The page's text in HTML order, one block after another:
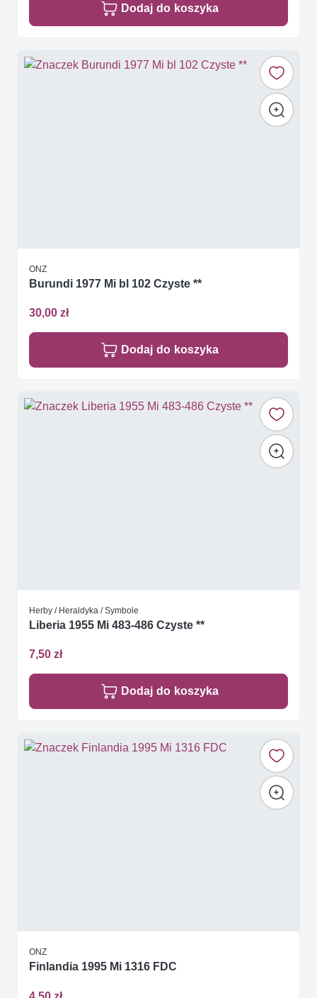
Dodaj do koszyka
ONZ
Burundi 1977 Mi bl 102 Czyste **
30,00 zł
Dodaj do koszyka
Herby / Heraldyka / Symbole
Liberia 1955 Mi 483-486 Czyste **
7,50 zł
Dodaj do koszyka
ONZ
Finlandia 1995 Mi 1316 FDC